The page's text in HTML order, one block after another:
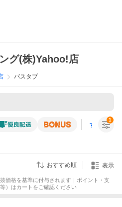
グ(株)Yahoo!店
バスタブ
すべての条
1
おすすめ順 表示
価格を基準に付与されます｜ポイント・支
）はカートをご確認ください